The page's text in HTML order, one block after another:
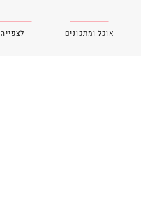
לצפייה אוכל ומתכונים